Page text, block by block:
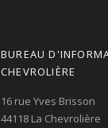
BUREAU
CHEVROLIÈRE
16 rue Yves Brisson
44118 La Chevrolière